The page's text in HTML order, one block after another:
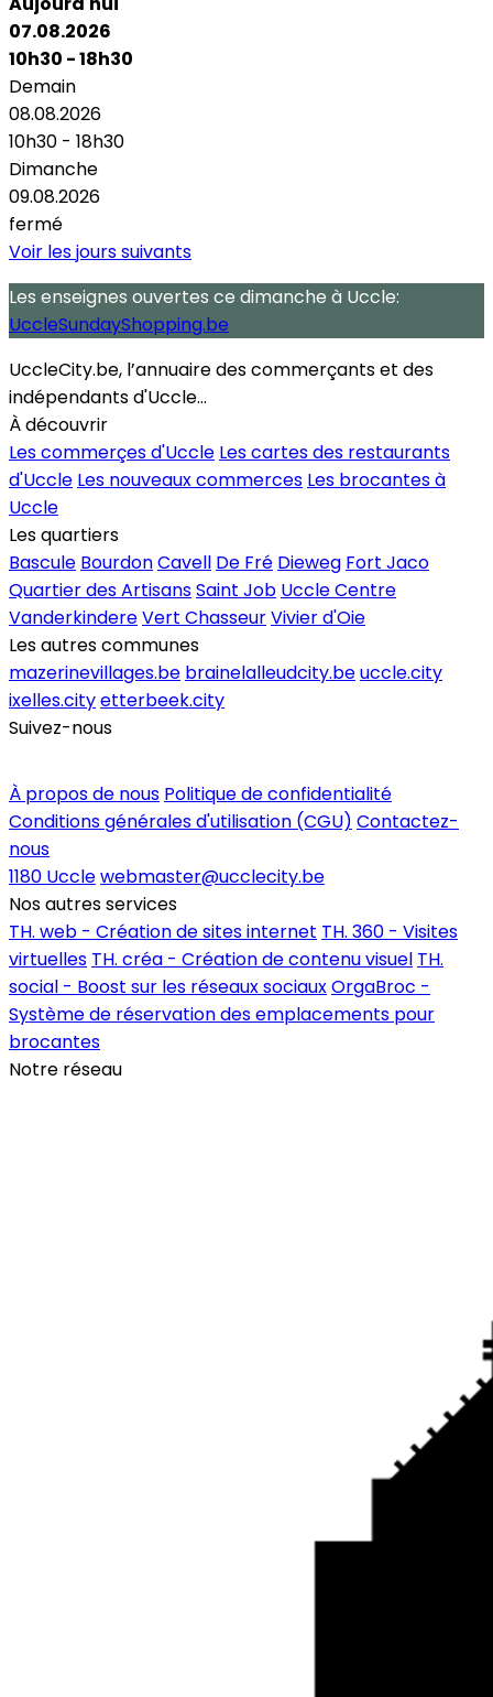
07.08.2026
10h30 - 18h30
Demain
08.08.2026
10h30 - 18h30
Dimanche
09.08.2026
fermé
Voir les jours suivants
Les enseignes ouvertes ce dimanche à Uccle:
UccleSundayShopping.be
UccleCity.be, l’annuaire des commerçants et des
indépendants d'Uccle...
À découvrir
Les commerçes d'Uccle Les cartes des restaurants
d'Uccle Les nouveaux commerces Les brocantes à
Uccle
Les quartiers
Bascule BourdonCavell De Fré Dieweg Fort Jaco
Quartier des ArtisansSaint Job Uccle Centre
VanderkindereVert ChasseurVivier d'Oie
Les autres communes
mazerinevillages.be brainelalleudcity.beuccle.city
ixelles.cityetterbeek.city
Suivez-nous
À propos de nous Politique de confidentialité
Conditions générales d'utilisation (CGU) Contactez-
nous
1180 Ucclewebmaster@ucclecity.be
Nos autres services
TH. web - Création de sites internet TH. 360 - Visites
virtuelles TH. créa - Création de contenu visuel TH.
social - Boost sur les réseaux sociauxOrgaBroc -
Système de réservation des emplacements pour
brocantes
Notre réseau